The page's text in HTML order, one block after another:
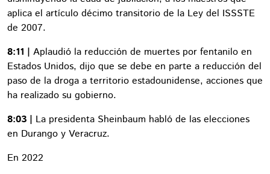
aplica el artículo décimo transitorio de la Ley del ISSSTE
de 2007.
8:11 | Aplaudió la reducción de muertes por fentanilo en
Estados Unidos, dijo que se debe en parte a reducción del
paso de la droga a territorio estadounidense, acciones que
ha realizado su gobierno.
8:03 | La presidenta Sheinbaum habló de las elecciones
en Durango y Veracruz.
En 2022